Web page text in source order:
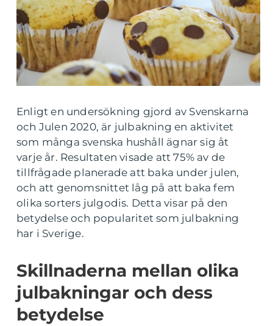
Enligt en undersökning gjord av Svenskarna
och Julen 2020, är julbakning en aktivitet
som många svenska hushåll ägnar sig åt
varje år. Resultaten visade att 75% av de
tillfrågade planerade att baka under julen,
och att genomsnittet låg på att baka fem
olika sorters julgodis. Detta visar på den
betydelse och popularitet som julbakning
har i Sverige.
Skillnaderna mellan olika
julbakningar och dess
betydelse